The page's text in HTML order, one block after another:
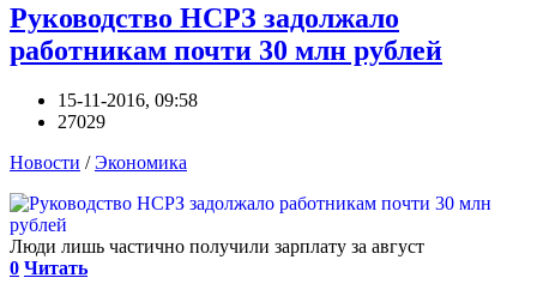
Руководство НСРЗ задолжало
работникам почти 30 млн рублей
15-11-2016, 09:58
27029
Новости /Экономика
Люди лишь частично получили зарплату за август
0 Читать